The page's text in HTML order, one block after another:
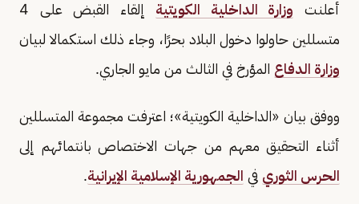
أعلنت وزارة الداخلية الكويتية
إلقاء القبض على 4
متسللين حاولوا دخول البلاد بحرًا، وجاء ذلك استكمالا لبيان
وزارة الدفاع المؤرخ في الثالث من مايو الجاري.
ووفق بيان «الداخلية الكويتية»؛ اعترفت مجموعة المتسللين
أثناء التحقيق معهم من جهات الاختصاص بانتمائهم إلى
الحرس الثوري في الجمهورية الإسلامية الإيرانية.